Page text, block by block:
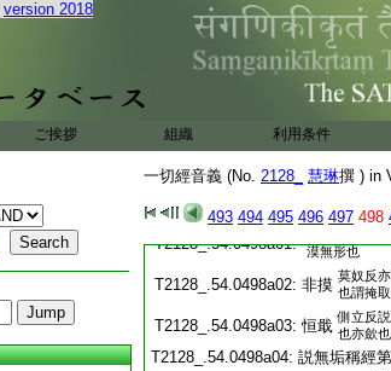
version 2018
ご挨拶 組織 利用条件
一切經音義 (No. 2128_ 慧琳撰 ) in
493 494 495 496 497 498
T2128_.54.0497c20: 未孚 又作
T2128_.54.0497c21: 棚閣
蒲萠反
閣曰棚
忽虚妄
里翼反
也今皆爲
T2128_.54.0497c24:
慌慌忽
T2128_.54.0498a01:
漠無形也
T2128_.54.0498a02: 非摸 莫奴反
也謂掩
T2128_.54.0498a03: 恒戢 側立反
也亦歛
T2128_.54.0498a04: 説無垢稱